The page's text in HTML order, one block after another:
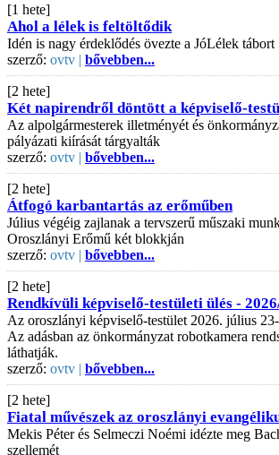
[1 hete]
Ahol a lélek is feltöltődik
Idén is nagy érdeklődés övezte a JóLélek tábort
szerző: ovtv | bővebben...
[2 hete]
Két napirendről döntött a képviselő-
Az alpolgármesterek illetményét és
pályázati kiírását tárgyalták
szerző: ovtv | bővebben...
[2 hete]
Átfogó karbantartás az erőműben
Július végéig zajlanak a tervszerű műszaki
Oroszlányi Erőmű két blokkján
szerző: ovtv | bővebben...
[2 hete]
Rendkívüli képviselő-testületi ülés -
Az oroszlányi képviselő-testület 2026. július
Az adásban az önkormányzat robotkamera
láthatják.
szerző: ovtv | bővebben...
[2 hete]
Fiatal művészek az oroszlányi
Mekis Péter és Selmeczi Noémi idézte meg
szellemét